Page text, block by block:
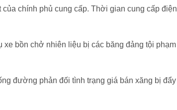
chính phủ cung cấp. Thời gian cung cấp điện
bồn chở nhiên liệu bị các băng đảng tội phạm
đường phản đối tình trạng giá bán xăng bị đẩy